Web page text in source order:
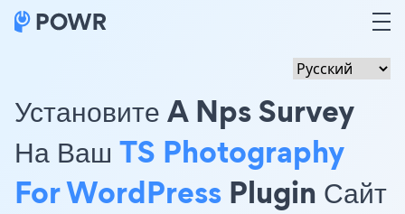
Установите A Nps Survey
На Ваш TS Photography
For WordPress Plugin Сайт